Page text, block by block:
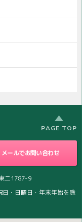
二1787-9
・日曜日・年末年始を除
メールでお問い合わせ
PAGE TOP